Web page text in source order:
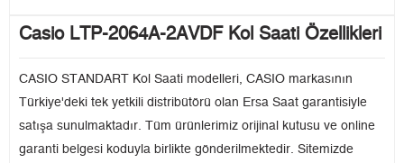
Casio LTP-2064A-2AVDF Kol Saati Özellikleri
CASIO STANDART Kol Saati modelleri, CASIO markasının
Türkiye'deki tek yetkili distribütörü olan Ersa Saat garantisiyle
satışa sunulmaktadır. Tüm ürünlerimiz orijinal kutusu ve online
garanti belgesi koduyla birlikte gönderilmektedir. Sitemizde